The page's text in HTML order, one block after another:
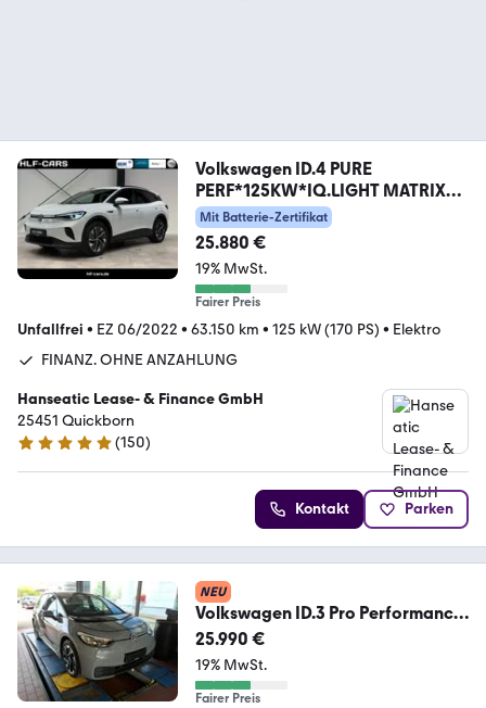
Volkswagen ID.4 PURE
PERF*125KW*IQ.LIGHT MATRIX
LED*KAMERA
Mit Batterie-Zertifikat
25.880 €
19% MwSt.
Fairer Preis
Unfallfrei • EZ 06/2022 • 63.150 km • 125 kW (170 PS) • Elektro
FINANZ. OHNE ANZAHLUNG
Hanseatic Lease- & Finance GmbH
25451 Quickborn
5 Sterne
(150)
Kontakt Parken
NEU
Volkswagen ID.3 Pro Performance
150 kW Wärmepumpe Head Up
25.990 €
19% MwSt.
Fairer Preis